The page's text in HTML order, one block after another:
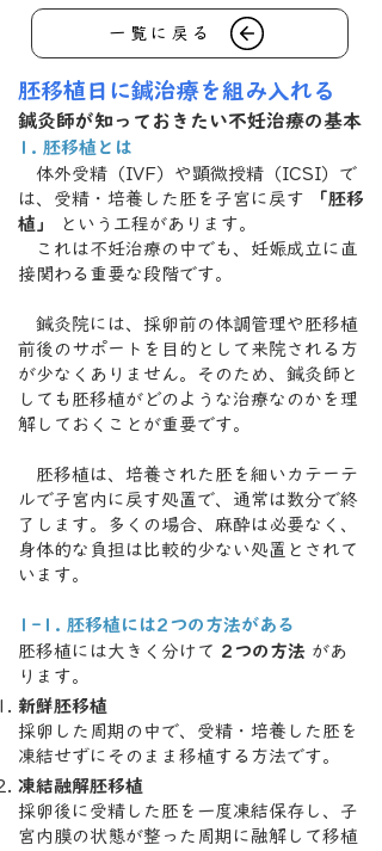
一覧に戻る
胚移植日に鍼治療を組み入れる
鍼灸師が知っておきたい不妊治療の基本
1. 胚移植とは
体外受精（IVF）や顕微授精（ICSI）で
は、受精・培養した胚を子宮に戻す
「胚移
植」
という工程があります。
これは不妊治療の中でも、妊娠成立に直
接関わる重要な段階です。
鍼灸院には、採卵前の体調管理や胚移植
前後のサポートを目的として来院される方
が少なくありません。そのため、鍼灸師と
しても胚移植がどのような治療なのかを理
解しておくことが重要です。
胚移植は、培養された胚を細いカテーテ
ルで子宮内に戻す処置で、通常は数分で終
了します。多くの場合、麻酔は必要なく、
身体的な負担は比較的少ない処置とされて
います。
1-1. 胚移植には2つの方法がある
胚移植には大きく分けて 2つの方法 があ
ります。
新鮮胚移植
採卵した周期の中で、受精・培養した胚を
凍結せずにそのまま移植する方法です。
凍結融解胚移植
採卵後に受精した胚を一度凍結保存し、子
宮内膜の状態が整った周期に融解して移植